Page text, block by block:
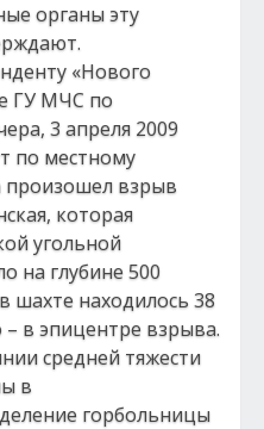
органы эту
«Нового
ГУ МЧС по
3 апреля 2009
по местному
произошел взрыв
которая
угольной
на глубине 500
шахте находилось 38
– в эпицентре взрыва.
средней тяжести
в
горбольницы